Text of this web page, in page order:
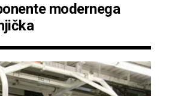
modernega